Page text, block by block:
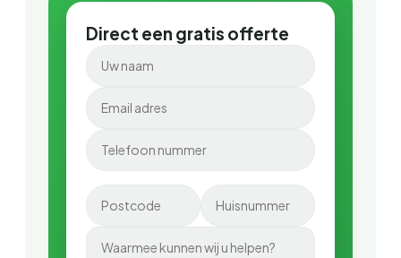
Direct een gratis offerte